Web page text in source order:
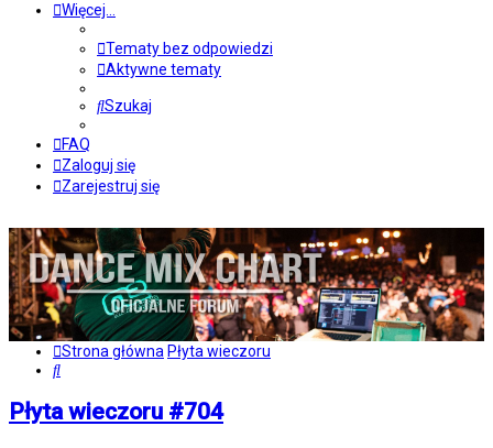
Więcej…
Tematy bez odpowiedzi
Aktywne tematy
Szukaj
FAQ
Zaloguj się
Zarejestruj się
Strona główna Płyta wieczoru
Szukaj
Płyta wieczoru #704